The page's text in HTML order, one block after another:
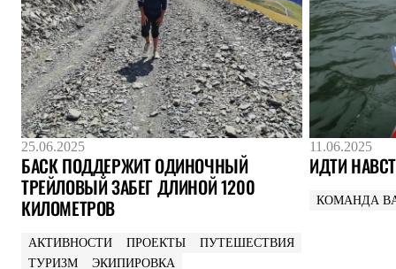
Среднее термобелье
Легкое термобелье
Флисовая одежда
Куртки
Брюки
Детская одежда
Утепленная пухом
Комбинезоны
Куртки
Брюки
Утепленная синтетикой
Комбинезоны
Куртки
Лёгкая одежда
Футболки
25.06.2025
БАСК ПОДДЕРЖИТ ОДИНОЧНЫЙ
ТРЕЙЛОВЫЙ ЗАБЕГ ДЛИНОЙ 1200
КИЛОМЕТРОВ
АКТИВНОСТИ ПРОЕКТЫ
ПУТЕШЕСТВИЯ
ТУРИЗМ
ЭКИПИРОВКА
11.06.2025
ИДТИ
КОМАНДА